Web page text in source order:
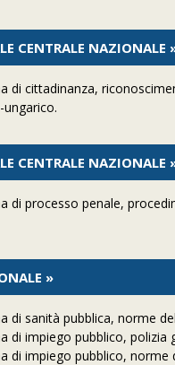
CENTRALE
di cittadinanza,
CENTRALE
di processo penale,
»
di sanità pubblica, norme
di impiego pubblico, polizia
di impiego pubblico,